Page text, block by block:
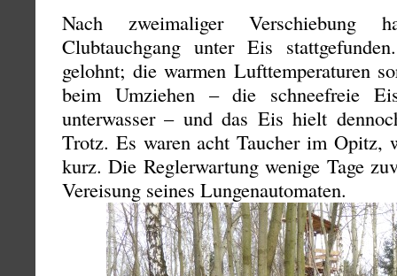
Nach zweimaliger
Clubtauchgang unter Eis
gelohnt; die warmen Lufttemperaturen
beim Umziehen – die schneefreie
unterwasser – und das Eis hielt
Trotz. Es waren acht Taucher im Opitz,
kurz. Die Reglerwartung wenige Tage
Vereisung seines Lungenautomaten.